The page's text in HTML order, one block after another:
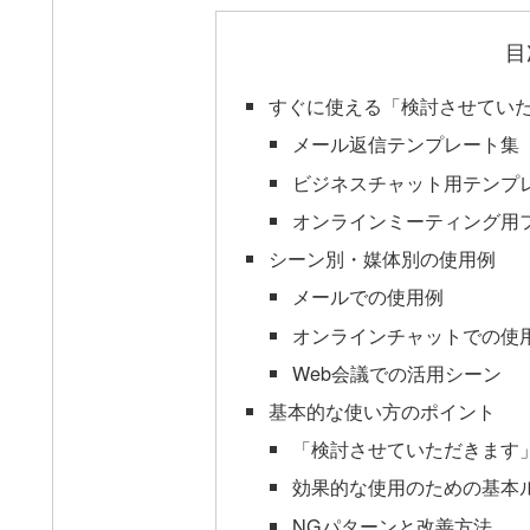
すぐに使える「検討させてい
メール返信テンプレート集
ビジネスチャット用テンプ
オンラインミーティング用
シーン別・媒体別の使用例
メールでの使用例
オンラインチャットでの使
Web会議での活用シーン
基本的な使い方のポイント
「検討させていただきま
効果的な使用のための基本